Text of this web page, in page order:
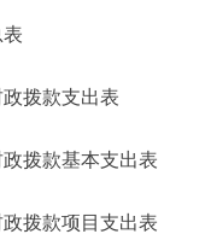
拨款支出表
拨款基本支出表
拨款项目支出表